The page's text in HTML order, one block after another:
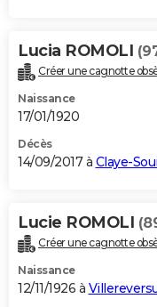
Lucia ROMOLI
Créer une cagnotte
Naissance
17/01/1920
Décès
14/09/2017 à Claye-
Lucie ROMOLI
Créer une cagnotte
Naissance
12/11/1926 à